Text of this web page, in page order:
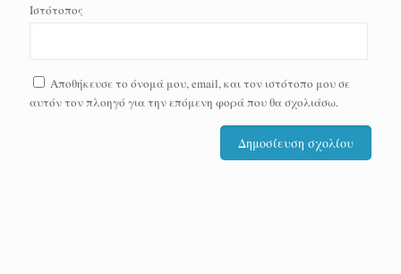
Ιστότοπος
Αποθήκευσε το όνομά μου, email, και τον ιστότοπο μου σε
αυτόν τον πλοηγό για την επόμενη φορά που θα σχολιάσω.